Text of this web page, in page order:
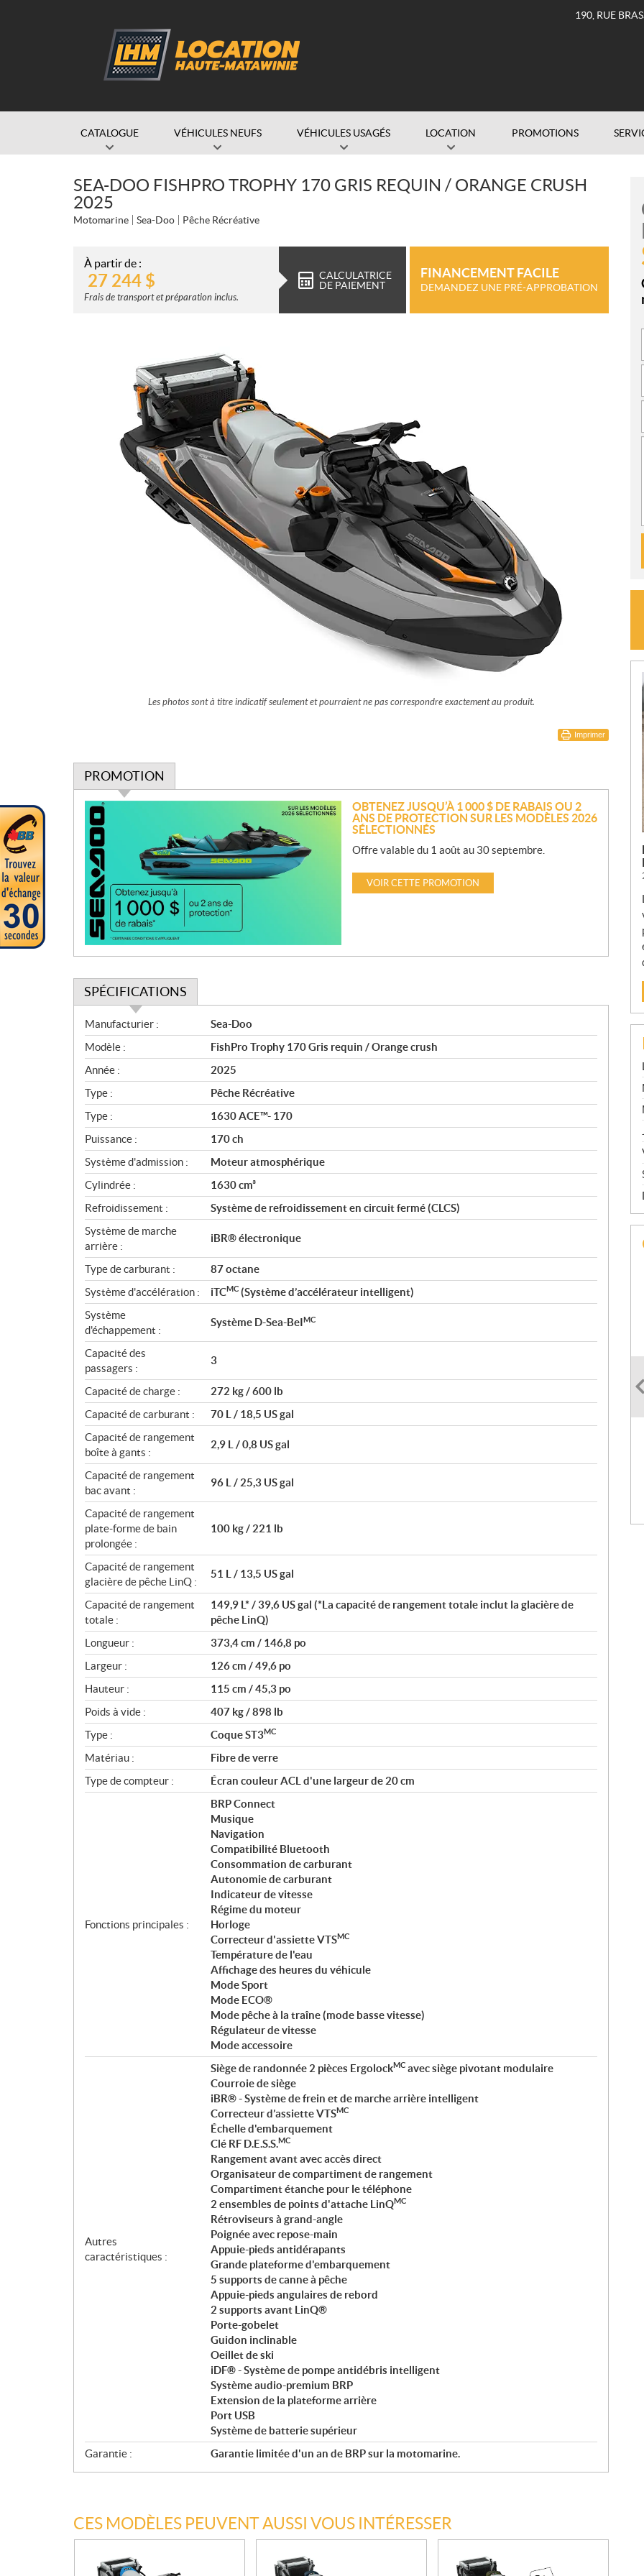
190, RUE
CATALOGUE VÉHICULES NEUFS VÉHICULES USAGÉS LOCATION PROMOTIONS
SEA-DOO FISHPRO TROPHY 170 GRIS REQUIN / ORANGE CRUSH
2025
Motomarine Sea-Doo Pêche Récréative
À partir de :
27 244 $
Frais de transport et préparation inclus.
CALCULATRICE
DE PAIEMENT
FINANCEMENT FACILE
DEMANDEZ UNE PRÉ-APPROBATION
Les photos sont à titre indicatif seulement et pourraient ne pas correspondre exactement au produit.
Imprimer
PROMOTION
P
r
o
m
o
t
o
n
OBTENEZ JUSQU’À 1 000 $ DE RABAIS OU 2
ANS DE PROTECTION SUR LES MODÈLES 2026
SÉLECTIONNÉS
Offre valable du 1 août au 30 septembre.
VOIR CETTE PROMOTION
SPÉCIFICATIONS
S
p
é
c
i
f
i
c
a
t
i
o
n
s
Manufacturier :
Sea-Doo
Modèle :
FishPro Trophy 170 Gris requin / Orange crush
Année :
2025
Type :
Pêche Récréative
Type :
1630 ACE™- 170
Puissance :
170 ch
Système d'admission :
Moteur atmosphérique
Cylindrée :
1630 cm³
Refroidissement :
Système de refroidissement en circuit fermé (CLCS)
Système de marche
arrière :
iBR® électronique
Type de carburant :
87 octane
Système d'accélération :
iTCMC (Système d’accélérateur intelligent)
Système
d'échappement :
Système D-Sea-BeIMC
Capacité des
passagers :
3
Capacité de charge :
272 kg / 600 lb
Capacité de carburant :
70 L / 18,5 US gal
Capacité de rangement
boîte à gants :
2,9 L / 0,8 US gal
Capacité de rangement
bac avant :
96 L / 25,3 US gal
Capacité de rangement
plate-forme de bain
prolongée :
100 kg / 221 lb
Capacité de rangement
glacière de pêche LinQ :
51 L / 13,5 US gal
Capacité de rangement
totale :
149,9 L* / 39,6 US gal (*La capacité de rangement totale inclut la glacière de
pêche LinQ)
Longueur :
373,4 cm / 146,8 po
Largeur :
126 cm / 49,6 po
Hauteur :
115 cm / 45,3 po
Poids à vide :
407 kg / 898 lb
Type :
Coque ST3MC
Matériau :
Fibre de verre
Type de compteur :
Écran couleur ACL d'une largeur de 20 cm
Fonctions principales :
BRP Connect
Musique
Navigation
Compatibilité Bluetooth
Consommation de carburant
Autonomie de carburant
Indicateur de vitesse
Régime du moteur
Horloge
Correcteur d'assiette VTSMC
Température de l'eau
Affichage des heures du véhicule
Mode Sport
Mode ECO®
Mode pêche à la traîne (mode basse vitesse)
Régulateur de vitesse
Mode accessoire
Autres
caractéristiques :
Siège de randonnée 2 pièces ErgolockMC avec siège pivotant modulaire
Courroie de siège
iBR® - Système de frein et de marche arrière intelligent
Correcteur d’assiette VTSMC
Échelle d'embarquement
Clé RF D.E.S.S.MC
Rangement avant avec accès direct
Organisateur de compartiment de rangement
Compartiment étanche pour le téléphone
2 ensembles de points d'attache LinQMC
Rétroviseurs à grand-angle
Poignée avec repose-main
Appuie-pieds antidérapants
Grande plateforme d'embarquement
5 supports de canne à pêche
Appuie-pieds angulaires de rebord
2 supports avant LinQ®
Porte-gobelet
Guidon inclinable
Oeillet de ski
iDF® - Système de pompe antidébris intelligent
Système audio-premium BRP
Extension de la plateforme arrière
Port USB
Système de batterie supérieur
Garantie :
Garantie limitée d'un an de BRP sur la motomarine.
CES MODÈLES PEUVENT AUSSI VOUS INTÉRESSER